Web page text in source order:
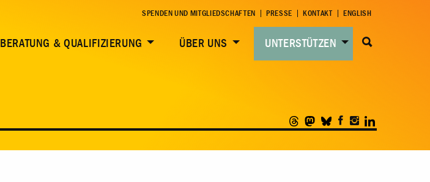
SPENDEN UND MITGLIEDSCHAFTEN PRESSE KONTAKT ENGLISH
BERATUNG & QUALIFIZIERUNG ÜBER UNS UNTERSTÜTZEN